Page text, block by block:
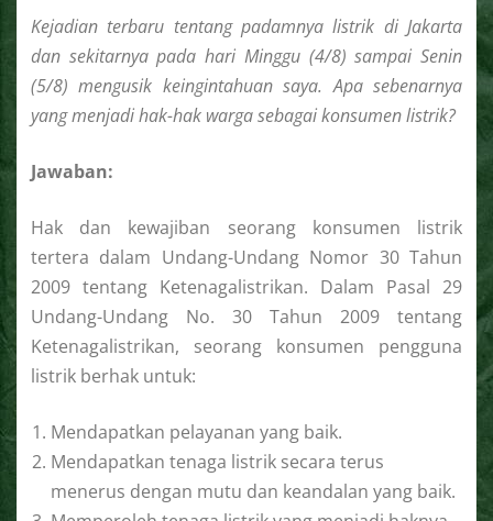
Kejadian terbaru tentang padamnya listrik di Jakarta
dan sekitarnya pada hari Minggu (4/8) sampai Senin
(5/8) mengusik keingintahuan saya. Apa sebenarnya
yang menjadi hak-hak warga sebagai konsumen listrik?
Jawaban:
Hak dan kewajiban seorang konsumen listrik
tertera dalam Undang-Undang Nomor 30 Tahun
2009 tentang Ketenagalistrikan. Dalam Pasal 29
Undang-Undang No. 30 Tahun 2009 tentang
Ketenagalistrikan, seorang konsumen pengguna
listrik berhak untuk:
Mendapatkan pelayanan yang baik.
Mendapatkan tenaga listrik secara terus
menerus dengan mutu dan keandalan yang baik.